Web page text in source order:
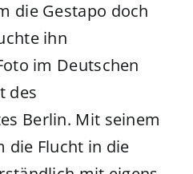
die Gestapo doch
ihn
im Deutschen
des
Berlin. Mit seinem
die Flucht in die